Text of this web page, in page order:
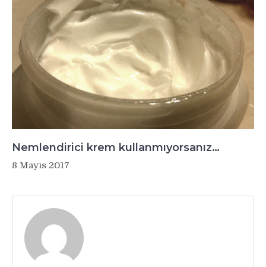
Nemlendirici krem kullanmıyorsanız…
8 Mayıs 2017